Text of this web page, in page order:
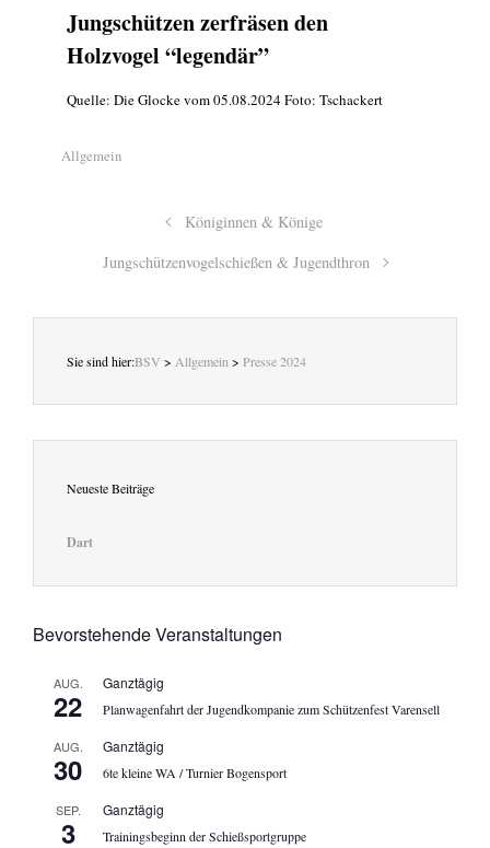
Jungschützen zerfräsen den
Holzvogel “legendär”
Quelle: Die Glocke vom 05.08.2024 Foto: Tschackert
Allgemein
Königinnen & Könige
Jungschützenvogelschießen & Jugendthron
Sie sind hier:BSV > Allgemein> Presse 2024
Neueste Beiträge
Dart
Bevorstehende Veranstaltungen
AUG.
22
Ganztägig
Planwagenfahrt der Jugendkompanie zum Schützenfest Varensell
AUG.
30
Ganztägig
6te kleine WA / Turnier Bogensport
SEP.
3
Ganztägig
Trainingsbeginn der Schießsportgruppe